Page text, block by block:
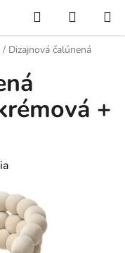
Hľadať
KOŠÍK
/ Dizajnová čalúnená
+